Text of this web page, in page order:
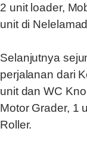
2 unit loader,
unit di
Selanjutnya
perjalanan dari
unit dan WC
Motor Grader, 1
Roller.